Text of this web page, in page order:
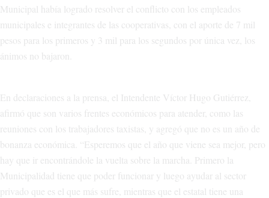
Municipal había logrado resolver el conflicto con los empleados
municipales e integrantes de las cooperativas, con el aporte de 7 mil
pesos para los primeros y 3 mil para los segundos por única vez, los
ánimos no bajaron.
En declaraciones a la prensa, el Intendente Víctor Hugo Gutiérrez,
afirmó que son varios frentes económicos para atender, como las
reuniones con los trabajadores taxistas, y agregó que no es un año de
bonanza económica. “Esperemos que el año que viene sea mejor, pero
hay que ir encontrándole la vuelta sobre la marcha. Primero la
Municipalidad tiene que poder funcionar y luego ayudar al sector
privado que es el que más sufre, mientras que el estatal tiene una